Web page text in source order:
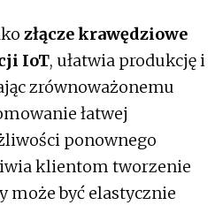
złącze krawędziowe
IoT, ułatwia produkcję i
zrównoważonemu
łatwej
ponownego
klientom tworzenie
może być elastycznie